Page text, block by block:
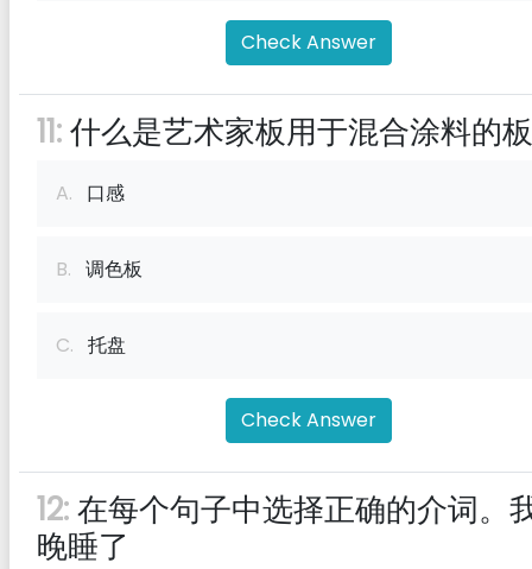
Check Answer
11:什么是艺术家板用于混合涂料的
A. 口感
B. 调色板
C. 托盘
Check Answer
12:在每个句子中选择正确的介词。
晚睡了